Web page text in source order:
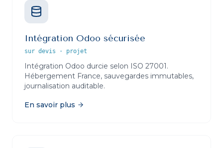
Intégration Odoo sécurisée
sur devis · projet
Intégration Odoo durcie selon ISO 27001.
Hébergement France, sauvegardes immutables,
journalisation auditable.
En savoir plus